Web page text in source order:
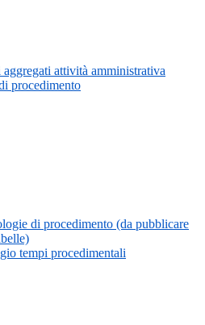
aggregati attività amministrativa
procedimento
di procedimento (da pubblicare
tempi procedimentali